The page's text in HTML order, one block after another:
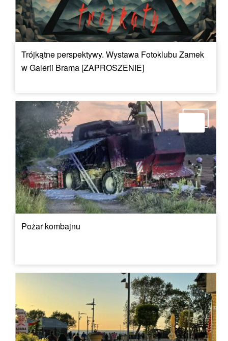
Trójkątne perspektywy. Wystawa Fotoklubu Zamek
w Galerii Brama [ZAPROSZENIE]
Pożar kombajnu